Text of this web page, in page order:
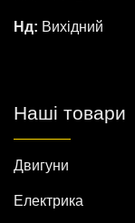
Нд: Вихідний
Наші товари
Двигуни
Електрика